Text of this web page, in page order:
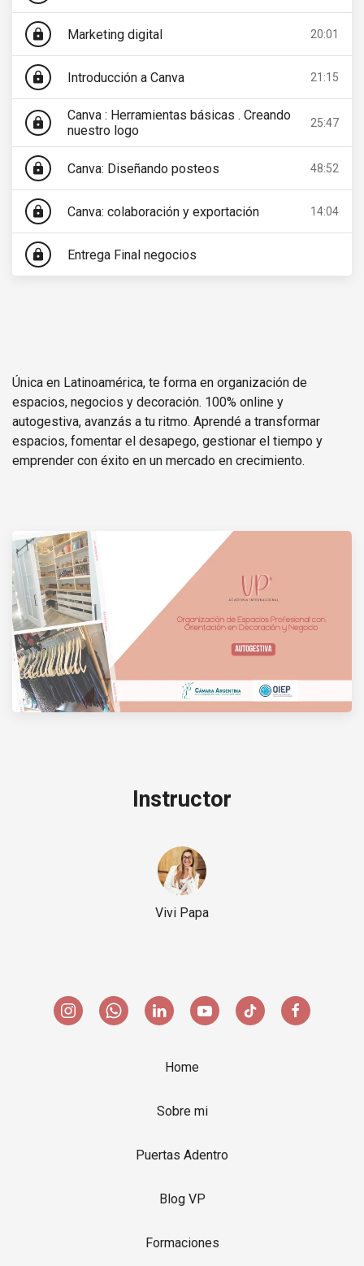
lock Marketing digital 20:01
lock Introducción a Canva 21:15
lock
Canva : Herramientas básicas . Creando
nuestro logo
25:47
lock Canva: Diseñando posteos 48:52
lock Canva: colaboración y exportación 14:04
lock Entrega Final negocios
Única en Latinoamérica, te forma en organización de
espacios, negocios y decoración. 100% online y
autogestiva, avanzás a tu ritmo. Aprendé a transformar
espacios, fomentar el desapego, gestionar el tiempo y
emprender con éxito en un mercado en crecimiento.
Instructor
Vivi Papa
Home
Sobre mi
Puertas Adentro
Blog VP
Formaciones